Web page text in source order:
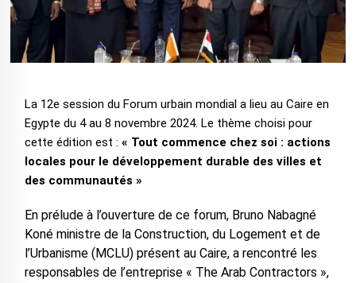
La 12e session du Forum urbain mondial a lieu au Caire en
Egypte du 4 au 8 novembre 2024. Le thème choisi pour
cette édition est : « Tout commence chez soi : actions
locales pour le développement durable des villes et
des communautés »
En prélude à l’ouverture de ce forum, Bruno Nabagné
Koné ministre de la Construction, du Logement et de
l’Urbanisme (MCLU) présent au Caire, a rencontré les
responsables de l’entreprise « The Arab Contractors »,